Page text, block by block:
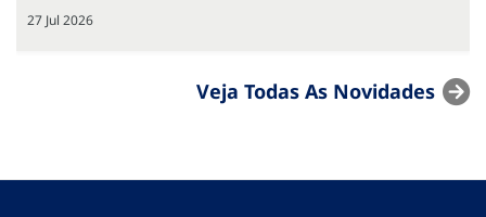
27 Jul 2026
Veja Todas As Novidades